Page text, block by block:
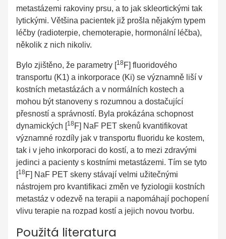
metastázemi rakoviny prsu, a to jak skleortickými tak
lytickými. Většina pacientek již prošla nějakým typem
léčby (radioterpie, chemoterapie, hormonální léčba),
několik z nich nikoliv.
Bylo zjištěno, že parametry [18F] fluoridového
transportu (K1) a inkorporace (Ki) se významně liší v
kostních metastázách a v normálních kostech a
mohou být stanoveny s rozumnou a dostačující
přesností a správností. Byla prokázána schopnost
dynamických [18F] NaF PET skenů kvantifikovat
významné rozdíly jak v transportu fluoridu ke kostem,
tak i v jeho inkorporaci do kostí, a to mezi zdravými
jedinci a pacienty s kostními metastázemi. Tím se tyto
[18F] NaF PET skeny stávají velmi užitečnými
nástrojem pro kvantifikaci změn ve fyziologii kostních
metastáz v odezvě na terapii a napomáhají pochopení
vlivu terapie na rozpad kostí a jejich novou tvorbu.
Použitá literatura